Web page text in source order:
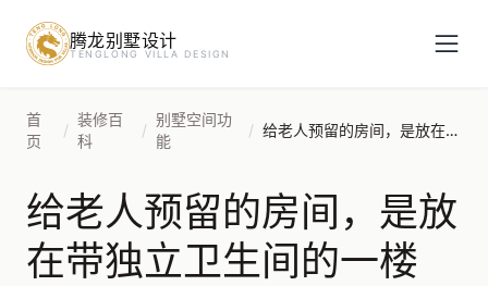
腾龙别墅设计
TENGLONG VILLA DESIGN
首
页
/
装修百
科
/
别墅空间功
能
/ 给老人预留的房间，是放在带独立卫生间的一楼好，还是放在更安静的二楼好？需要重点考虑哪些因素？
给老人预留的房间，是放
在带独立卫生间的一楼
预约设计咨询
姓名*
手机号*